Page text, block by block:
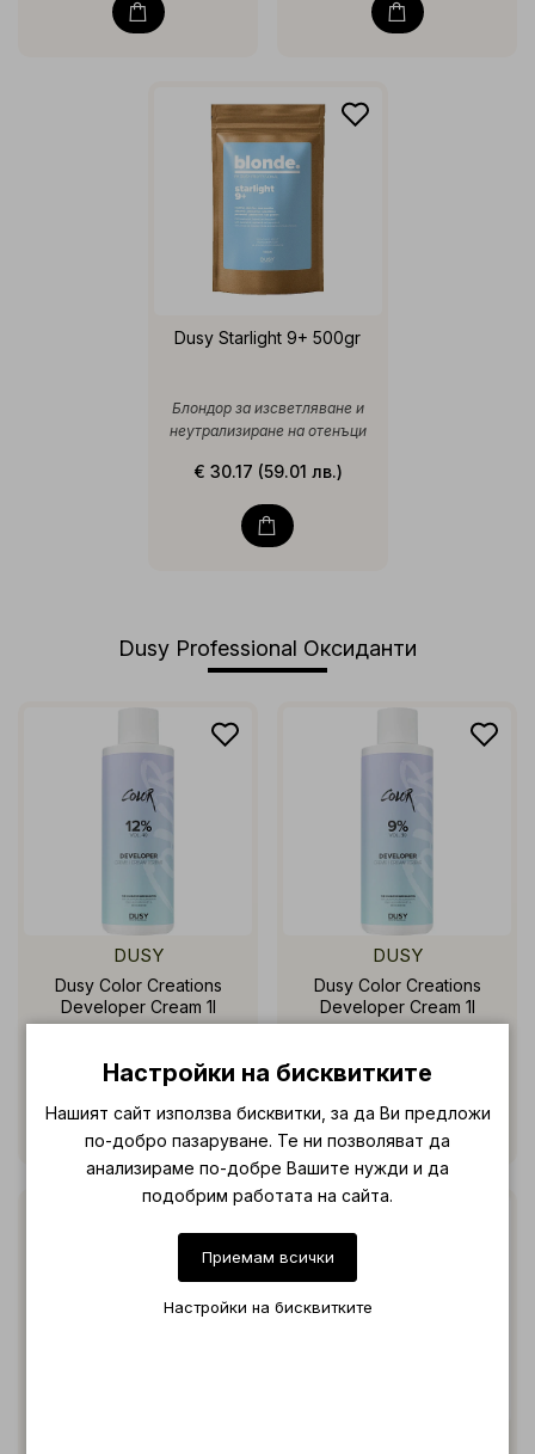
Dusy Starlight 9+ 500gr
Блондор за изсветляване и
неутрализиране на отенъци
€ 30.17 (59.01 лв.)
Dusy Professional Оксиданти
DUSY
Dusy Color Creations
Developer Cream 1l
€ 10.69 (20.91 лв.)
DUSY
Dusy Color Creations
Developer Cream 1l
€ 10.69 (20.91 лв.)
Настройки на бисквитките
Нашият сайт използва бисквитки, за да Ви предложи
по-добро пазаруване. Те ни позволяват да
анализираме по-добре Вашите нужди и да
подобрим работата на сайта.
Приемам всички
Настройки на бисквитките